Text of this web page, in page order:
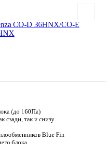
(до 160Па)
сзади, так и снизу
Blue Fin
блока